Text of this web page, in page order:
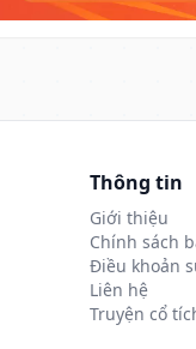
Thông tin
Giới thiệu
Chính sách
Điều khoản
Liên hệ
Truyện cổ